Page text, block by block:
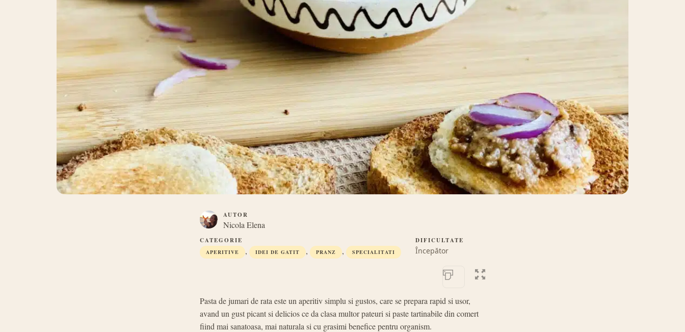
AUTOR
Nicola Elena
CATEGORIE
APERITIVE , IDEI DE GATIT , PRANZ , SPECIALITATI
DIFICULTATE
Începător
Pasta de jumari de rata este un aperitiv simplu si gustos, care se prepara rapid si usor,
avand un gust picant si delicios ce da clasa multor pateuri si paste tartinabile din comert
fiind mai sanatoasa, mai naturala si cu grasimi benefice pentru organism.